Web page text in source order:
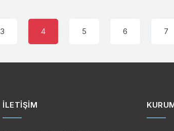
3 4 5 6 7
İLETIŞIM